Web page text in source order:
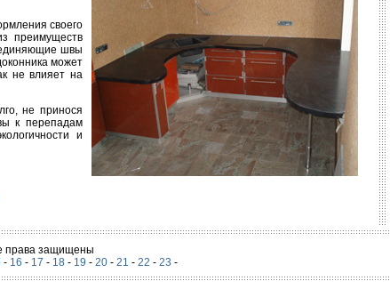
своего
преимуществ
швы
может
не влияет на
не принося
к перепадам
и
права защищены
- 16 - 17 - 18- 19 - 20- 21 - 22 - 23 -